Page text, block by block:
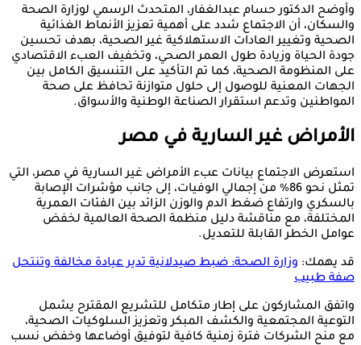
وأوضح الدكتور حسام عبدالغفار، المتحدث الرسمي لوزارة الصحة
والسكان، أن الاجتماع شدد على أهمية تعزيز الأنماط الغذائية
الصحية وتغيير العادات الاستهلاكية غير الصحية، بهدف تحسين
جودة الحياة وزيادة طول العمر الصحي، وتخفيف العبء الاقتصادي
على المنظومة الصحية، كما تم التأكيد على التنسيق الكامل بين
الجهات المعنية للوصول إلى حلول متوازنة تحافظ على صحة
المواطنين وتدعم استقرار الصناعة الوطنية والأسواق.
الأمراض غير السارية في مصر
استعرض الاجتماع بيانات عبء الأمراض غير السارية في مصر، التي
تمثل نحو 86% من إجمالي الوفيات، إلى جانب مؤشرات الإصابة
بالسكري وارتفاع ضغط الدم والوزن الزائد بين الفئات العمرية
المختلفة، مع مناقشة دليل منظمة الصحة العالمية لخفض
عوامل الخطر القابلة للتعديل.
قد يهمك: وزارة الصحة: ضبط صيدلانية تدير عيادة مخالفة وتنتحل
صفة طبيب
واتفق المشاركون على إطار متكامل للتشريع المقترح يشمل
التوعية المجتمعية والكشف المبكر وتعزيز السلوكيات الصحية،
مع منح الشركات فترة زمنية كافية لتوفيق أوضاعها وخفض نسب